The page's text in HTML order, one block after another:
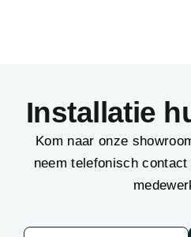
Installatie
Kom naar onze
neem telefonisch